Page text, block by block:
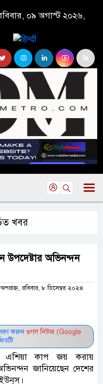
০৯ অগাস্ট ২০২৬,
খবর
উপদেষ্টার অভিনন্দন
রবিবার, ৮ ডিসেম্বর ২০২৪
করুন গুগল নিউজ (Google
এশিয়া কাপ জয় করায়
জানিয়েছেন দেশের
ইউনূস।